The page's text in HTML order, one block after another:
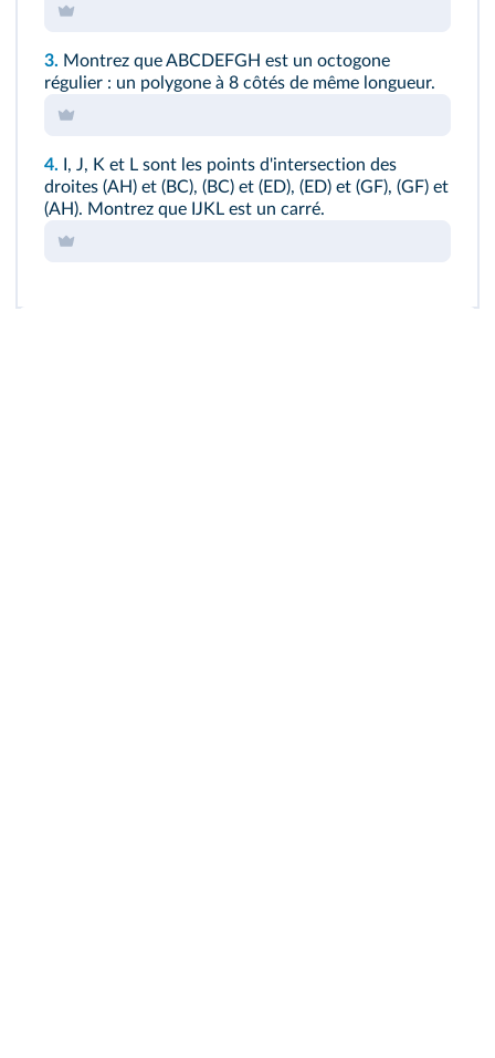
3. Montrez que ABCDEFGH est un octogone
régulier : un polygone à 8 côtés de même longueur.
4. I, J, K et L sont les points d'intersection des
droites (AH) et (BC), (BC) et (ED), (ED) et (GF), (GF) et
(AH). Montrez que IJKL est un carré.